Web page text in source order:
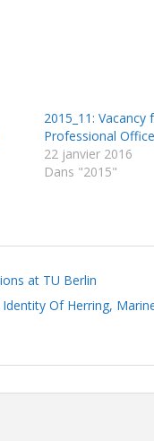
2015_11: Vacancy
Professional
22 janvier 2016
Dans "2015"
at TU Berlin
Of Herring,